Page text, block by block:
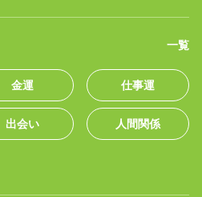
一覧
金運 仕事運
出会い 人間関係